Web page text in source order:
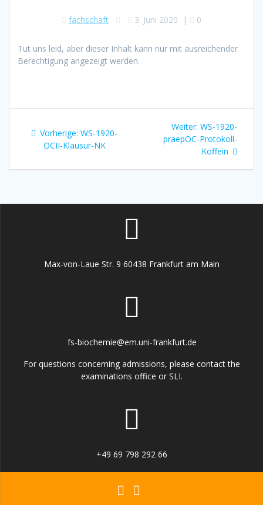
fachschaft 3. Juni 2020 | 0
Tut uns leid, aber dieser Inhalt kann nur mit ausreichender
Berechtigung angezeigt werden.
Beitragsnavigation
Vorherige: Vorheriger
Beitrag:
WS-1920-
OCII-Klausur-NK
Weiter: Nächster
Beitrag:
WS-1920-
praepOC-Protokoll-
Koffein
Max-von-Laue Str. 9 60438 Frankfurt am Main
fs-biochemie@em.uni-frankfurt.de
For questions concerning admissions, please contact the
examinations office or SLI.
+49 69 798 292 66